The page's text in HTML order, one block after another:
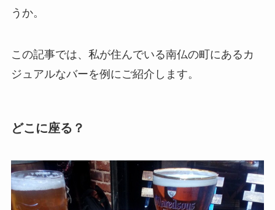
うか。
この記事では、私が住んでいる南仏の町にあるカ
ジュアルなバーを例にご紹介します。
どこに座る？